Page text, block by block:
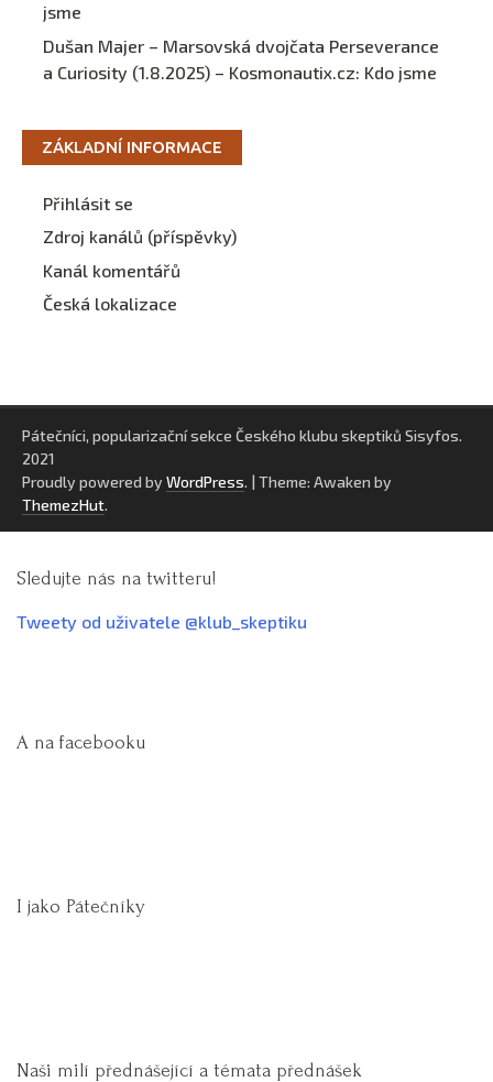
jsme
Dušan Majer – Marsovská dvojčata Perseverance
a Curiosity (1.8.2025) – Kosmonautix.cz: Kdo jsme
ZÁKLADNÍ INFORMACE
Přihlásit se
Zdroj kanálů (příspěvky)
Kanál komentářů
Česká lokalizace
Pátečníci, popularizační sekce Českého klubu skeptiků Sisyfos.
2021
Proudly powered by WordPress. | Theme: Awaken by
ThemezHut.
Sledujte nás na twitteru!
Tweety od uživatele @klub_skeptiku
A na facebooku
I jako Pátečníky
Naši milí přednášející a témata přednášek